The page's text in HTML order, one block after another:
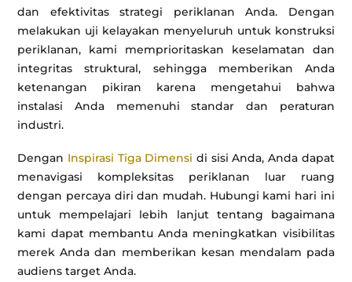
dan efektivitas strategi periklanan Anda. Dengan
melakukan uji kelayakan menyeluruh untuk konstruksi
periklanan, kami memprioritaskan keselamatan dan
integritas struktural, sehingga memberikan Anda
ketenangan pikiran karena mengetahui bahwa
instalasi Anda memenuhi standar dan peraturan
industri.
Dengan Inspirasi Tiga Dimensi di sisi Anda, Anda dapat
menavigasi kompleksitas periklanan luar ruang
dengan percaya diri dan mudah. Hubungi kami hari ini
untuk mempelajari lebih lanjut tentang bagaimana
kami dapat membantu Anda meningkatkan visibilitas
merek Anda dan memberikan kesan mendalam pada
audiens target Anda.